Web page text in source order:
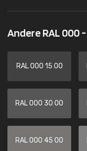
Andere RAL 000
RAL 000 15 00
RAL 000 30 00
RAL 000 45 00